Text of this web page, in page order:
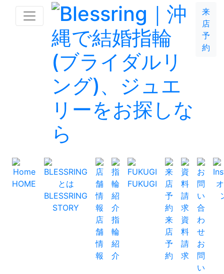
来
店
予
約
HOME
BLESSRING
STORY
店
舗
情
報
指
輪
紹
介
FUKUGI
来
店
予
約
資
料
請
求
お
問
い